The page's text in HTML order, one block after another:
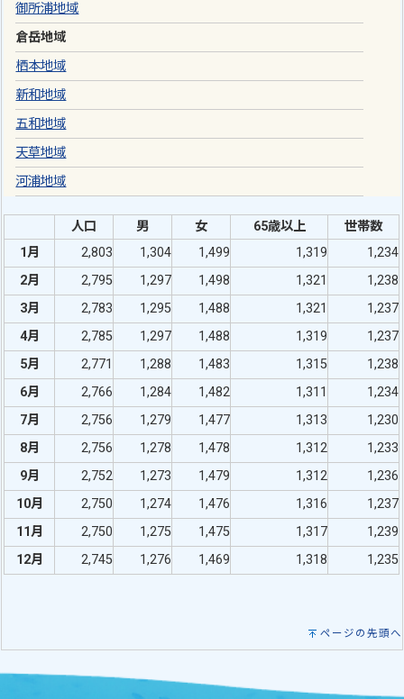
御所浦地域
倉岳地域
栖本地域
新和地域
五和地域
天草地域
河浦地域
人口 男 女 65歳以上
世帯数
1月
2,803 1,304 1,499 1,319
1,234
2月
2,795 1,297 1,498 1,321
1,238
3月
2,783 1,295 1,488 1,321
1,237
4月
2,785 1,297 1,488 1,319
1,237
5月
2,771 1,288 1,483 1,315
1,238
6月
2,766 1,284 1,482 1,311
1,234
7月
2,756 1,279 1,477 1,313
1,230
8月
2,756 1,278 1,478 1,312
1,233
9月
2,752 1,273 1,479 1,312
1,236
10月
2,750 1,274 1,476 1,316
1,237
11月
2,750 1,275 1,475 1,317
1,239
12月
2,745 1,276 1,469 1,318 1,235
ページの先頭へ